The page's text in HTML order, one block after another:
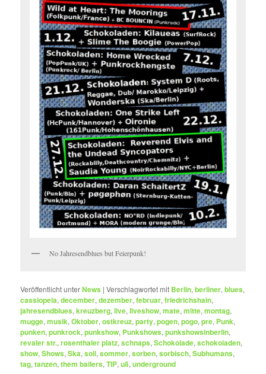
No Jahresendblues but Feierpunk!
Veröffentlicht unterNews |Verschlagwortet mit Berlin,berliner,blues,
cassiopeia,december,dezember,februar,friedrichshain,
jahresendblues,kreuzberg,live,liveshow,mate,mitte,montag,
mugge,musik,Oktober,ostkreuz,party,pogen,pogo,pre, Punk,
punken,punkrock,punkshow, Punkshows,punkshowsinberlin,
revaler str.,rosenthaler platz,schnaps,Schokolade,schokoladen,
show,Shows,Ska,soli,sommer,sorben,sorbisch,Subhumans,
tag,tanzen,them bailers,TIP,u8,underground